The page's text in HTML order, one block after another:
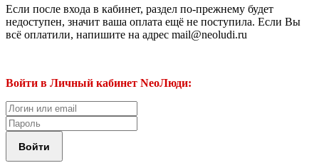
Если после входа в кабинет, раздел по-прежнему будет
недоступен, значит ваша оплата ещё не поступила. Если Вы
всё оплатили, напишите на адрес mail@neoludi.ru
Войти в Личный кабинет NeoЛюди: